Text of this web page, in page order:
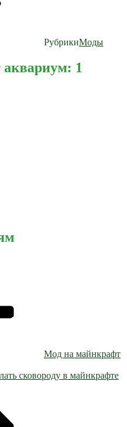
РубрикиМоды
1
Мод на майнкрафт
сковороду в майнкрафте